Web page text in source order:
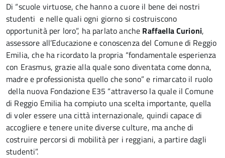
Di “scuole virtuose, che hanno a cuore il bene dei nostri
studenti e nelle quali ogni giorno si costruiscono
opportunità per loro”, ha parlato anche Raffaella Curioni,
assessore all’Educazione e conoscenza del Comune di Reggio
Emilia, che ha ricordato la propria “fondamentale esperienza
con Erasmus, grazie alla quale sono diventata come donna,
madre e professionista quello che sono” e rimarcato il ruolo
della nuova Fondazione E35 “attraverso la quale il Comune
di Reggio Emilia ha compiuto una scelta importante, quella
di voler essere una città internazionale, quindi capace di
accogliere e tenere unite diverse culture, ma anche di
costruire percorsi di mobilità per i reggiani, a partire dagli
studenti”.